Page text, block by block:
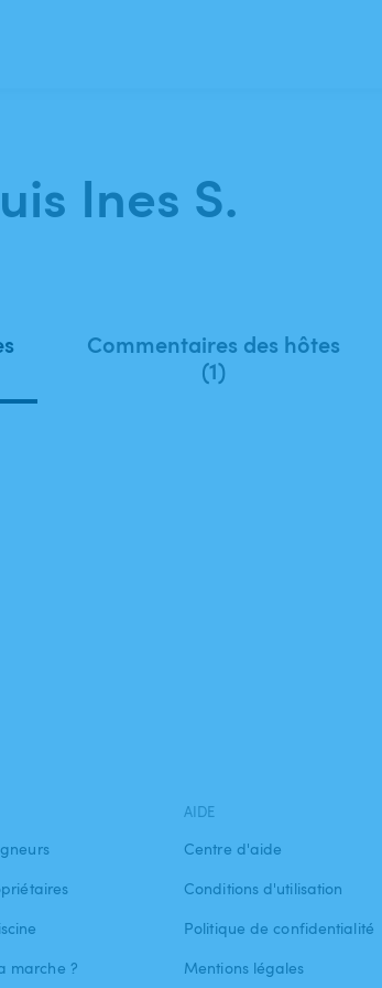
Ines S.
Commentaires des hôtes
(1)
marche ?
AIDE
Centre d'aide
Conditions d'utilisation
Politique de confidentialité
Mentions légales